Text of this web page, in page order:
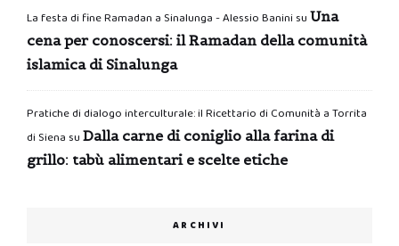
La festa di fine Ramadan a Sinalunga - Alessio Banini su Una
cena per conoscersi: il Ramadan della comunità
islamica di Sinalunga
Pratiche di dialogo interculturale: il Ricettario di Comunità a Torrita
di Siena su Dalla carne di coniglio alla farina di
grillo: tabù alimentari e scelte etiche
ARCHIVI